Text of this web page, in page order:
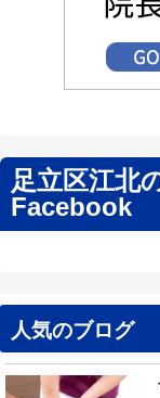
足立区江北
Facebook
人気のブログ